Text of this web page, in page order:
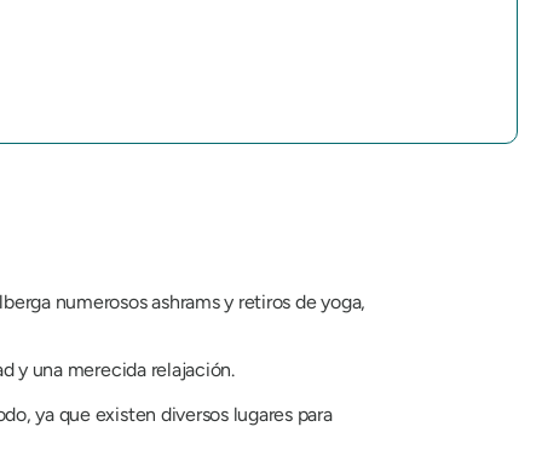
numerosos ashrams y retiros de yoga,
y una merecida relajación.
ya que existen diversos lugares para